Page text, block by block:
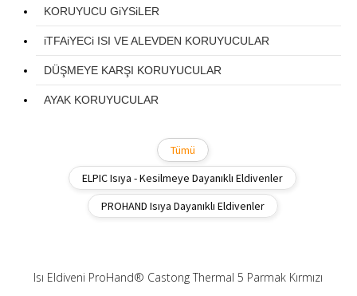
KORUYUCU GiYSiLER
iTFAiYECi ISI VE ALEVDEN KORUYUCULAR
DÜŞMEYE KARŞI KORUYUCULAR
AYAK KORUYUCULAR
Tümü
ELPIC Isıya - Kesilmeye Dayanıklı Eldivenler
PROHAND Isıya Dayanıklı Eldivenler
Isı Eldiveni ProHand® Castong Thermal 5 Parmak Kırmızı